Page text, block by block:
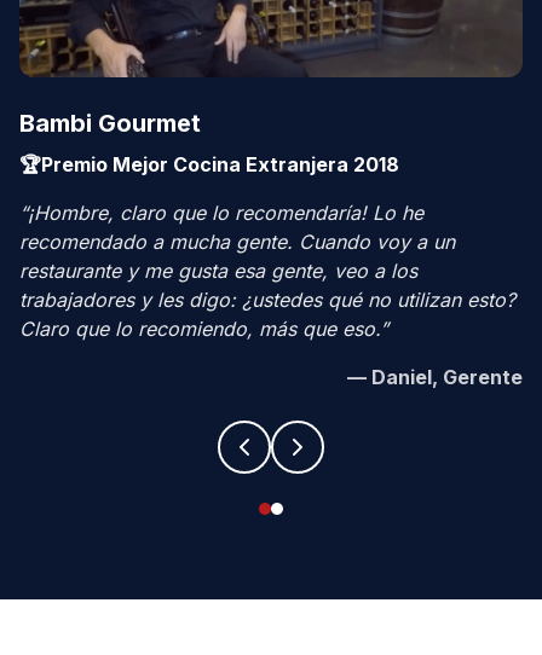
Bambi Gourmet
🏆Premio Mejor Cocina Extranjera 2018
“¡Hombre, claro que lo recomendaría! Lo he
recomendado a mucha gente. Cuando voy a un
restaurante y me gusta esa gente, veo a los
trabajadores y les digo: ¿ustedes qué no utilizan esto?
Claro que lo recomiendo, más que eso.”
— Daniel, Gerente